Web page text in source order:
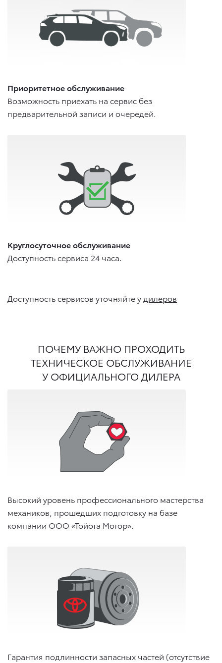
Приоритетное обслуживание
Возможность приехать на сервис без
предварительной записи и очередей.
Круглосуточное обслуживание
Доступность сервиса 24 часа.
Доступность сервисов уточняйте у дилеров
ПОЧЕМУ ВАЖНО ПРОХОДИТЬ
ТЕХНИЧЕСКОЕ ОБСЛУЖИВАНИЕ
У ОФИЦИАЛЬНОГО ДИЛЕРА
Высокий уровень профессионального мастерства
механиков, прошедших подготовку на базе
компании ООО «Тойота Мотор».
Гарантия подлинности запасных частей (отсутствие